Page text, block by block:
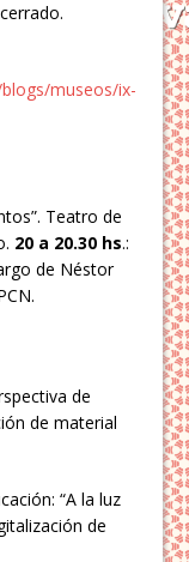
museos/ix-
Teatro de
20 a 20.30 hs.:
de Néstor
de
de material
“A la luz
de